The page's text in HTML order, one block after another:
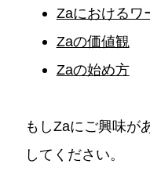
Zaにおけるワ
Zaの価値観
Zaの始め方
もしZaにご興味が
してください。